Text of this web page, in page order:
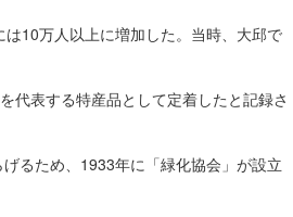
10万人以上に増加した。当時、大邱で
代表する特産品として定着したと記録さ
るため、1933年に「緑化協会」が設立